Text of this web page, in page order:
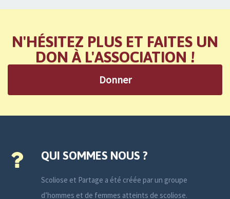
N'HÉSITEZ PLUS ET FAITES UN
DON À L'ASSOCIATION !
Donner
QUI SOMMES NOUS ?
Scoliose et Partage a été créée par un groupe
d’hommes et de femmes atteints de scoliose.